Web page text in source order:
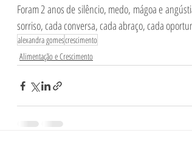
Foram 2 anos de silêncio, medo, mágoa e
sorriso, cada conversa, cada abraço, cada
alexandra gomescrescimento
Alimentação e Crescimento